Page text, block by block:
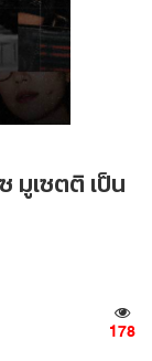
มูเซตติ เป็น
178